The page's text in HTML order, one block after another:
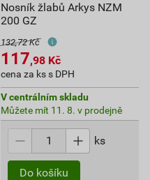
Nosník žlabů Arkys NZM
200 GZ
132,72 Kč
117,98 Kč
cena za ks s DPH
V centrálním skladu
Můžete mít 11. 8. v prodejně
ks
Do košíku